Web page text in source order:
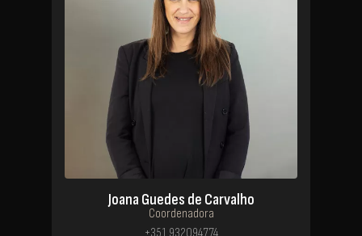
Joana Guedes de Carvalho
Coordenadora